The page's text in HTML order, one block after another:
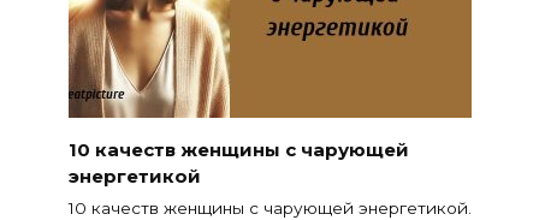
10 качеств женщины с чарующей
энергетикой
10 качеств женщины с чарующей энергетикой.